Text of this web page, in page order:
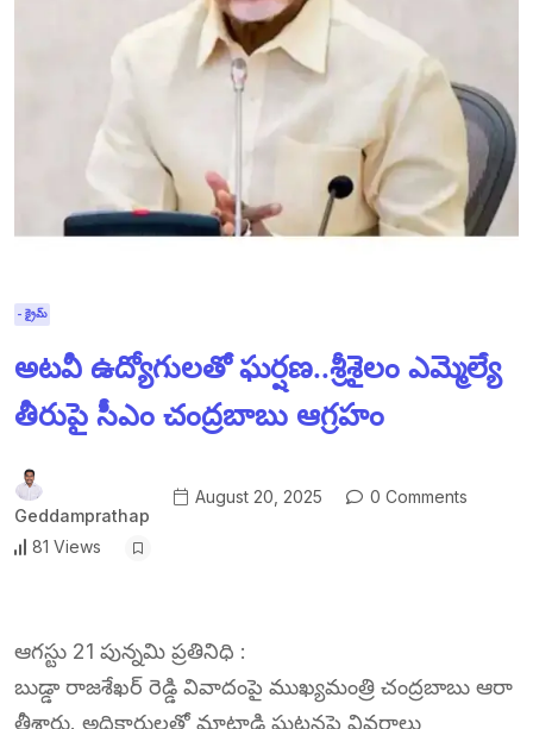
- క్రైమ్
అటవీ ఉద్యోగులతో ఘర్షణ..శ్రీశైలం ఎమ్మెల్యే
తీరుపై సీఎం చంద్రబాబు ఆగ్రహం
Geddamprathap
August 20, 2025 0 Comments
81 Views
ఆగస్టు 21 పున్నమి ప్రతినిధి :
బుడ్డా రాజశేఖర్ రెడ్డి వివాదంపై ముఖ్యమంత్రి చంద్రబాబు ఆరా
తీశారు. అధికారులతో మాట్లాడి ఘటనపై వివరాలు